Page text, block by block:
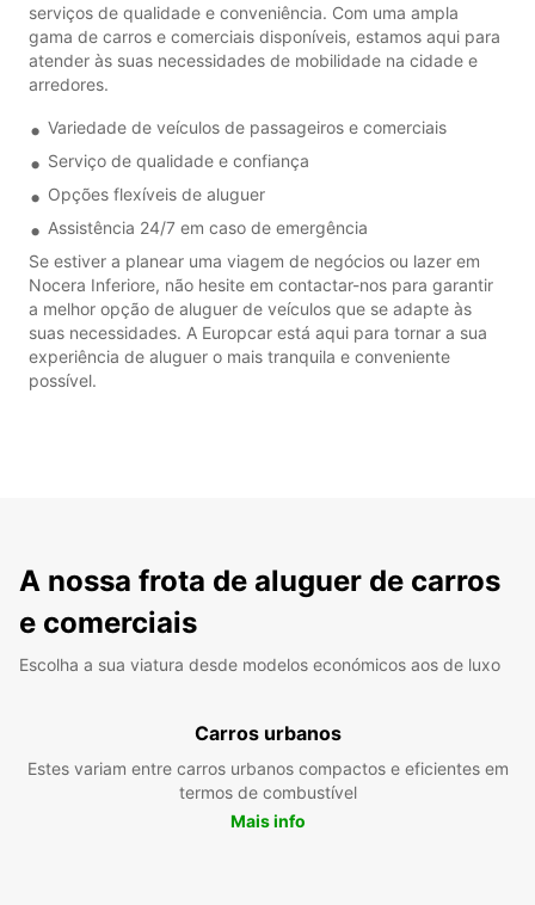
serviços de qualidade e conveniência. Com uma ampla
gama de carros e comerciais disponíveis, estamos aqui para
atender às suas necessidades de mobilidade na cidade e
arredores.
Variedade de veículos de passageiros e comerciais
Serviço de qualidade e confiança
Opções flexíveis de aluguer
Assistência 24/7 em caso de emergência
Se estiver a planear uma viagem de negócios ou lazer em
Nocera Inferiore, não hesite em contactar-nos para garantir
a melhor opção de aluguer de veículos que se adapte às
suas necessidades. A Europcar está aqui para tornar a sua
experiência de aluguer o mais tranquila e conveniente
possível.
A nossa frota de aluguer de carros
e comerciais
Escolha a sua viatura desde modelos económicos aos de luxo
Carros urbanos
Estes variam entre carros urbanos compactos e eficientes em
termos de combustível
Mais info